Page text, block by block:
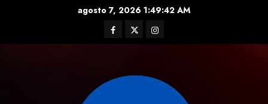
agosto 7, 2026 1:49:43 AM
Facebook
TwitterInstagram